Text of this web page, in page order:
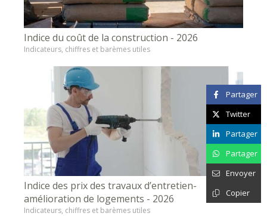
Indice du coût de la construction - 2026
Indicateurs, chiffres et barèmes utiles
Indice des prix des travaux d’entretien-
amélioration de logements - 2026
Indicateurs, chiffres et barèmes utiles
Partager
Twitter
Partager
Partager
Envoyer
Copier